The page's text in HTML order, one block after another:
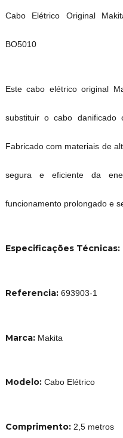
Cabo Elétrico Original
BO5010
Este cabo elétrico original
substituir o cabo danificado
Fabricado com materiais de
segura e eficiente da
funcionamento prolongado e
Especificações Técnicas:
Referencia:693903-1
Marca:Makita
Modelo:Cabo Elétrico
Comprimento:2,5 metros